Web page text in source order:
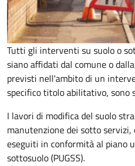
Tutti gli interventi su suolo o
siano affidati dal comune o
previsti nell'ambito di un
specifico titolo abilitativo, sono
I lavori di modifica del suolo
manutenzione dei sotto
eseguiti in conformità al piano
sottosuolo (PUGSS).